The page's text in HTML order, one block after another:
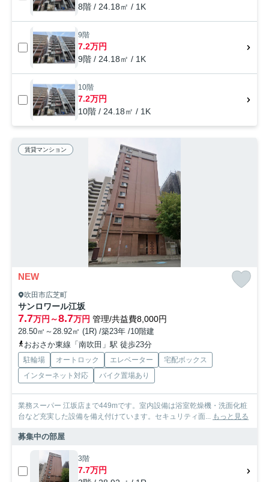
8階 / 24.18㎡ / 1K
9階
7.2万円
9階 / 24.18㎡ / 1K
10階
7.2万円
10階 / 24.18㎡ / 1K
賃貸マンション
NEW
吹田市広芝町
サンロワール江坂
7.7万円～8.7万円 管理/共益費8,000円
28.50㎡～28.92㎡ (1R) /築23年 /10階建
おおさか東線「南吹田」駅 徒歩23分
駐輪場 オートロック エレベーター
宅配ボックス
インターネット対応
バイク置場あり
業務スーパー 江坂店まで449mです。室内設備は浴室乾燥機・洗面化粧
台など充実した設備を備え付けています。セキュリティ面... もっと見る
募集中の部屋
3階
7.7万円